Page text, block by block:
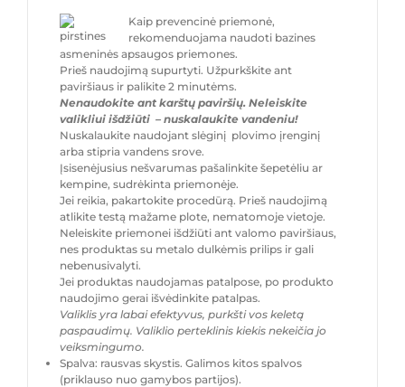
Kaip prevencinė priemonė,
rekomenduojama naudoti bazines
asmeninės apsaugos priemones.
Prieš naudojimą supurtyti. Užpurkškite ant
paviršiaus ir palikite 2 minutėms.
Nenaudokite ant karštų paviršių. Neleiskite
valikliui išdžiūti – nuskalaukite vandeniu!
Nuskalaukite naudojant slėginį plovimo įrenginį
arba stipria vandens srove.
Įsisenėjusius nešvarumas pašalinkite šepetėliu ar
kempine, sudrėkinta priemonėje.
Jei reikia, pakartokite procedūrą. Prieš naudojimą
atlikite testą mažame plote, nematomoje vietoje.
Neleiskite priemonei išdžiūti ant valomo paviršiaus,
nes produktas su metalo dulkėmis prilips ir gali
nebenusivalyti.
Jei produktas naudojamas patalpose, po produkto
naudojimo gerai išvėdinkite patalpas.
Valiklis yra labai efektyvus, purkšti vos keletą
paspaudimų. Valiklio perteklinis kiekis nekeičia jo
veiksmingumo.
Spalva: rausvas skystis. Galimos kitos spalvos
(priklauso nuo gamybos partijos).